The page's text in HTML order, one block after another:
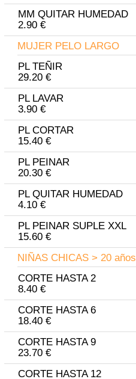
MM QUITAR HUMEDAD
2.90 €
MUJER PELO LARGO
PL TEÑIR
29.20 €
PL LAVAR
3.90 €
PL CORTAR
15.40 €
PL PEINAR
20.30 €
PL QUITAR HUMEDAD
4.10 €
PL PEINAR SUPLE XXL
15.60 €
NIÑAS CHICAS > 20 años
CORTE HASTA 2
8.40 €
CORTE HASTA 6
18.40 €
CORTE HASTA 9
23.70 €
CORTE HASTA 12